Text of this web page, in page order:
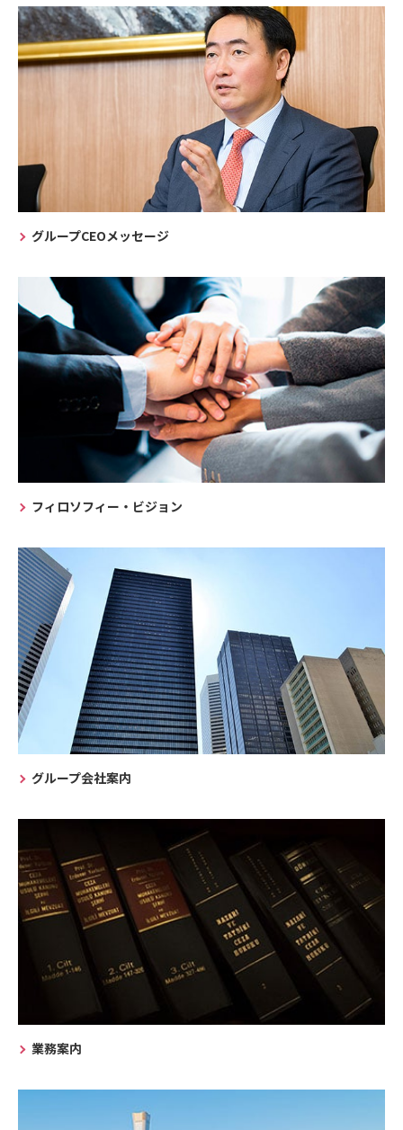
グループCEOメッセージ
フィロソフィー・ビジョン
グループ会社案内
業務案内